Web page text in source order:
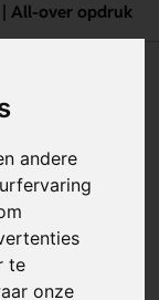
andere
te
onze
All-over opdruk